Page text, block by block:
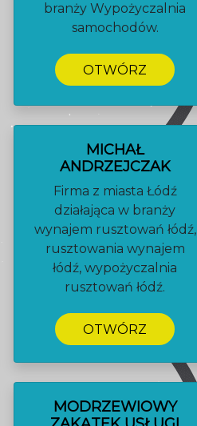
branży Wypożyczalnia
samochodów.
OTWÓRZ
MICHAŁ
ANDRZEJCZAK
Firma z miasta Łódź
działająca w branży
wynajem rusztowań łódź,
rusztowania wynajem
łódź, wypożyczalnia
rusztowań łódź.
OTWÓRZ
MODRZEWIOWY